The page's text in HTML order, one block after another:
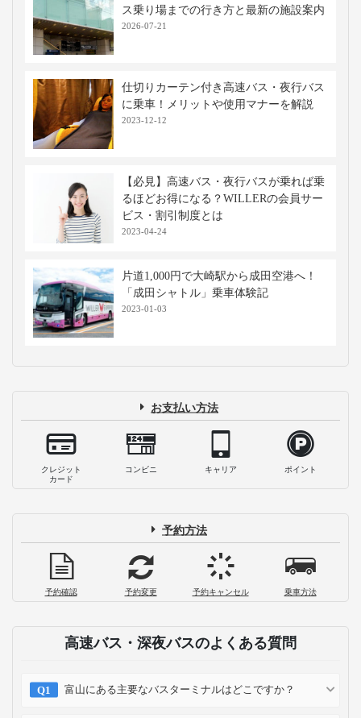
ス乗り場までの行き方と最新の施設案内
2026-07-21
仕切りカーテン付き高速バス・夜行バス
に乗車！メリットや使用マナーを解説
2023-12-12
【必見】高速バス・夜行バスが乗れば乗
るほどお得になる？WILLERの会員サー
ビス・割引制度とは
2023-04-24
片道1,000円で大崎駅から成田空港へ！
「成田シャトル」乗車体験記
2023-01-03
お支払い方法
クレジット
カード
コンビニ キャリア ポイント
予約方法
予約確認 予約変更 予約キャンセル 乗車方法
高速バス・深夜バスのよくある質問
富山にある主要なバスターミナルはどこですか？